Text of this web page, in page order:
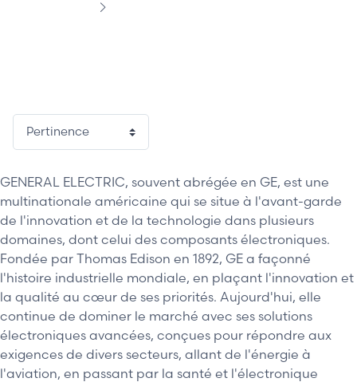
GENERAL ELECTRIC, souvent abrégée en GE, est une
multinationale américaine qui se situe à l'avant-garde
de l'innovation et de la technologie dans plusieurs
domaines, dont celui des composants électroniques.
Fondée par Thomas Edison en 1892, GE a façonné
l'histoire industrielle mondiale, en plaçant l'innovation et
la qualité au cœur de ses priorités. Aujourd'hui, elle
continue de dominer le marché avec ses solutions
électroniques avancées, conçues pour répondre aux
exigences de divers secteurs, allant de l'énergie à
l'aviation, en passant par la santé et l'électronique